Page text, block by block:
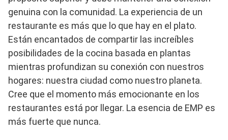
genuina con la comunidad. La experiencia de un
restaurante es más que lo que hay en el plato.
Están encantados de compartir las increíbles
posibilidades de la cocina basada en plantas
mientras profundizan su conexión con nuestros
hogares: nuestra ciudad como nuestro planeta.
Cree que el momento más emocionante en los
restaurantes está por llegar. La esencia de EMP es
más fuerte que nunca.